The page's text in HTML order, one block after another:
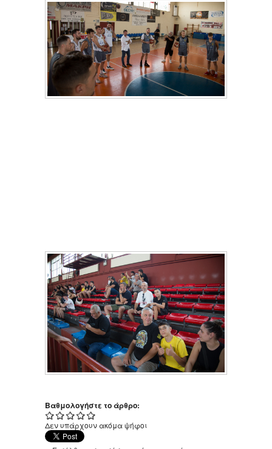
Βαθμολογήστε το άρθρο:
Δεν υπάρχουν ακόμα ψήφοι